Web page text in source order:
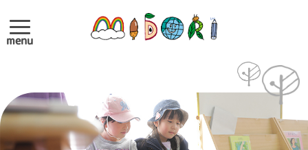
menu